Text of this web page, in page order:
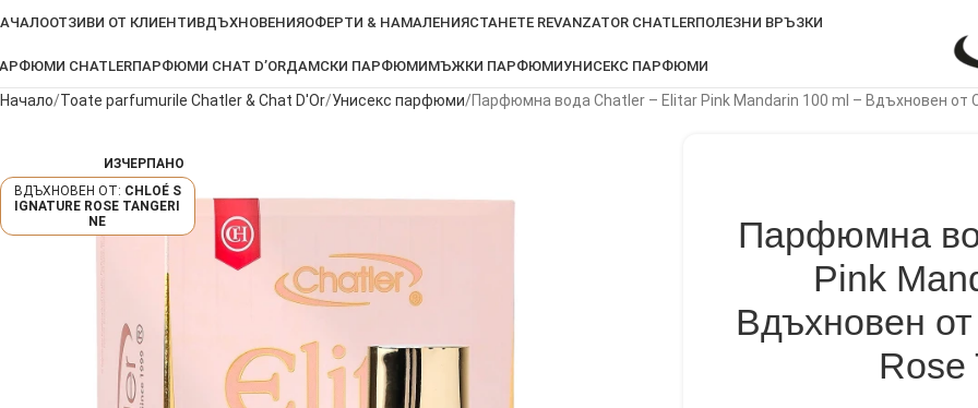
ОТЗИВИ ОТ КЛИЕНТИВДЪХНОВЕНИЯОФЕРТИ & НАМАЛЕНИЯСТАНЕТЕ REVANZATOR CHATLERПОЛЕЗНИ ВРЪЗКИ
CHATLERПАРФЮМИ CHAT D’ORДАМСКИ ПАРФЮМИМЪЖКИ ПАРФЮМИУНИСЕКС ПАРФЮМИ
Начало Toate parfumurile Chatler & Chat D'Or Унисекс парфюми Парфюмна вода Chatler – Elitar Pink Mandarin 100 ml – Вдъхновен от
ИЗЧЕРПАНО
CHLOÉ S
IGNATURE ROSE TANGERI
NE
Парфюмна
Pink
Вдъхновен
Rose